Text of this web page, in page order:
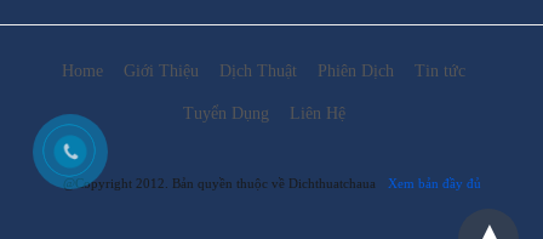
Home Giới Thiệu Dịch Thuật Phiên Dịch Tin tức
Tuyển Dụng Liên Hệ
@Copyright 2012. Bản quyền thuộc về Dichthuatchaua Xem bản đầy đủ